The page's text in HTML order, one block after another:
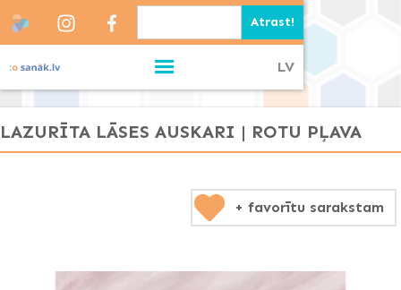
LV
LAZURĪTA LĀSES AUSKARI | ROTU PĻAVA
+ favorītu sarakstam